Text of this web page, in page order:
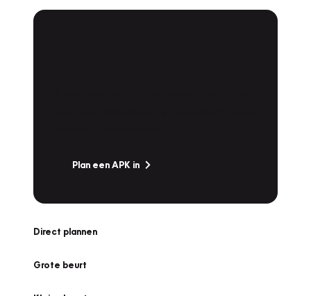
Plan een APK in
Direct plannen
Grote beurt